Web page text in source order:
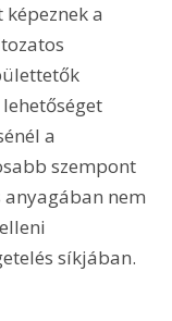
a
a
szempont
anyagában nem
síkjában.